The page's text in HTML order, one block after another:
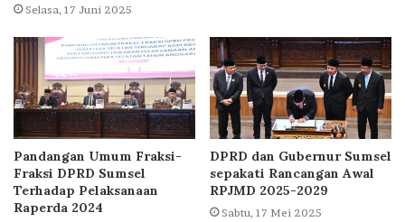
Selasa, 17 Juni 2025
Pandangan Umum Fraksi-
Fraksi DPRD Sumsel
Terhadap Pelaksanaan
Raperda 2024
DPRD dan Gubernur Sumsel
sepakati Rancangan Awal
RPJMD 2025-2029
Sabtu, 17 Mei 2025